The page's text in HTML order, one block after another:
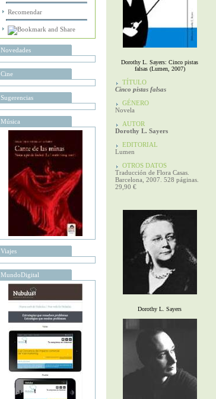
Recomendar
Novedades
Cine
Sugerencias
Música
Viajes
MundoDigital
Dorothy L. Sayers: Cinco pistas
falsas (Lumen, 2007)
TÍTULO
Cinco pistas falsas
GÉNERO
Novela
AUTOR
Dorothy L. Sayers
EDITORIAL
Lumen
OTROS DATOS
Traducción de Flora Casas.
Barcelona, 2007. 528 páginas.
29,90 €
Dorothy L. Sayers